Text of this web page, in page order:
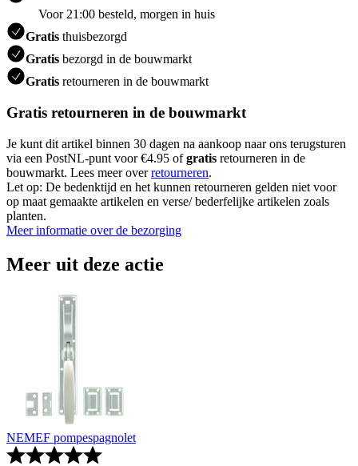
Voor 21:00 besteld, morgen in huis
Gratis thuisbezorgd
Gratis bezorgd in de bouwmarkt
Gratis retourneren in de bouwmarkt
Gratis retourneren in de bouwmarkt
Je kunt dit artikel binnen 30 dagen na aankoop naar ons terugsturen
via een PostNL-punt voor €4.95 ofgratis retourneren in de
bouwmarkt. Lees meer overretourneren.
Let op: De bedenktijd en het kunnen retourneren gelden niet voor
op maat gemaakte artikelen en verse/ bederfelijke artikelen zoals
planten.
Meer informatie over de bezorging
Meer uit deze actie
NEMEF pompespagnolet